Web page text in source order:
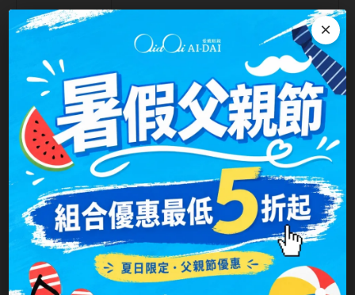
台灣隱眼品牌
AKIRA艾綺拉
AQUAMAX水滋氧
ASIA STAR純粹美
eyemoody目荻
iLens愛能視
KARACON優視達
LARGAN星歐
紫色系
粉色系
橘黃色系
紅色系
產地
公司名稱
瑞士商愛爾康大藥廠股份有限公司台灣分公
司
注意事項： 商品如欲廠商缺度，會另行通知取消。
×